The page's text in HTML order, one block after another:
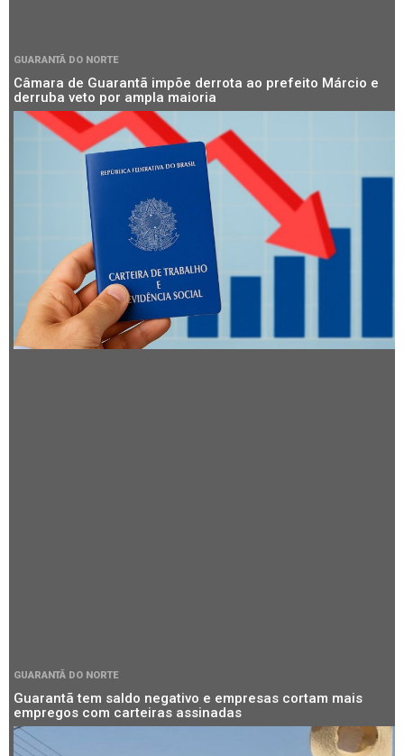
GUARANTÃ DO NORTE
Câmara de Guarantã impõe derrota ao prefeito Márcio e
derruba veto por ampla maioria
GUARANTÃ DO NORTE
Guarantã tem saldo negativo e empresas cortam mais
empregos com carteiras assinadas